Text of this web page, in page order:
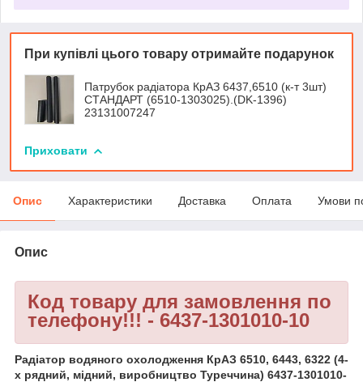
При купівлі цього товару отримайте подарунок
Патрубок радіатора КрАЗ 6437,6510 (к-т 3шт)
СТАНДАРТ (6510-1303025).(DK-1396)
23131007247
Приховати
Опис Характеристики Доставка Оплата Умови
Опис
Код товару для замовлення по
телефону!!! - 6437-1301010-10
Радіатор водяного охолодження КрАЗ 6510, 6443, 6322 (4-
х рядний, мідний, виробництво Туреччина) 6437-1301010-